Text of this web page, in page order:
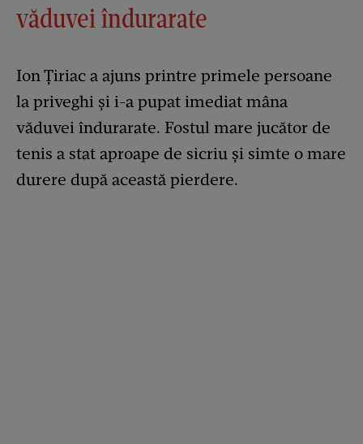
văduvei îndurarate
Ion Țiriac a ajuns printre primele persoane
la priveghi și i-a pupat imediat mâna
văduvei îndurarate. Fostul mare jucător de
tenis a stat aproape de sicriu și simte o mare
durere după această pierdere.